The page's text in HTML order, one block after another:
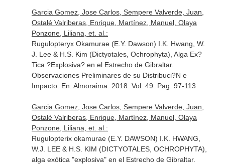
Garcia Gomez, Jose Carlos, Sempere Valverde, Juan,
Ostalé Valriberas, Enrique, Martínez, Manuel, Olaya
Ponzone, Liliana, et. al.:
Rugulopteryx Okamurae (E.Y. Dawson) I.K. Hwang, W.
J. Lee & H.S. Kim (Dictyotales, Ochrophyta), Alga Ex?
Tica ?Explosiva? en el Estrecho de Gibraltar.
Observaciones Preliminares de su Distribuci?N e
Impacto. En: Almoraima . 2018. Vol. 49. Pag. 97-113
Garcia Gomez, Jose Carlos, Sempere Valverde, Juan,
Ostalé Valriberas, Enrique, Martínez, Manuel, Olaya
Ponzone, Liliana, et. al.:
Rugulopterix okamurae (E.Y. DAWSON) I.K. HWANG,
W.J. LEE & H.S. KIM (DICTYOTALES, OCHROPHYTA),
alga exótica "explosiva" en el Estrecho de Gibraltar.